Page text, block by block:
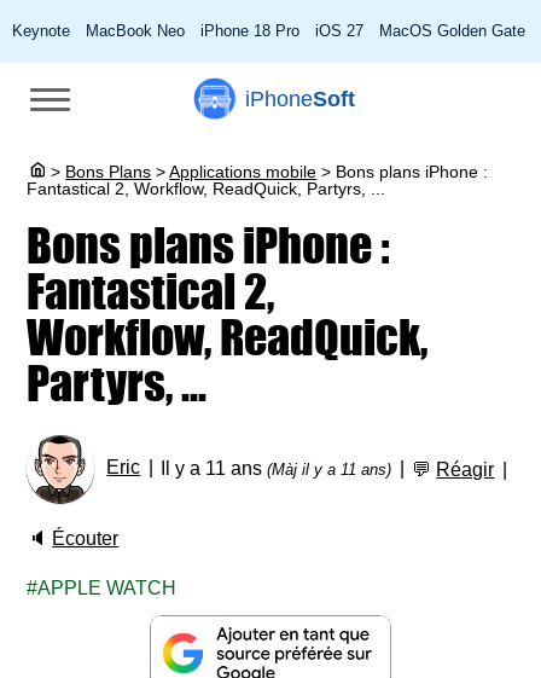
Keynote MacBook Neo iPhone 18 Pro iOS 27 MacOS Golden Gate
iPhoneSoft
> Bons Plans > Applications mobile > Bons plans iPhone :
Fantastical 2, Workflow, ReadQuick, Partyrs, ...
Bons plans iPhone :
Fantastical 2,
Workflow, ReadQuick,
Partyrs, ...
Eric Il y a 11 ans(Màj il y a 11 ans) 💬 Réagir
🔈 Écouter
APPLE WATCH